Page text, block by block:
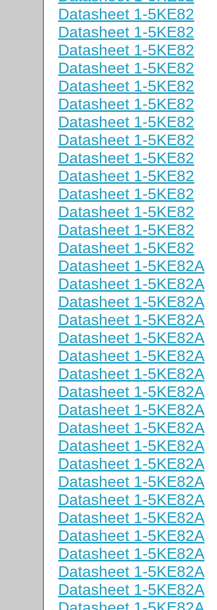
Datasheet 1-5KE82
Datasheet 1-5KE82
Datasheet 1-5KE82
Datasheet 1-5KE82
Datasheet 1-5KE82
Datasheet 1-5KE82
Datasheet 1-5KE82
Datasheet 1-5KE82
Datasheet 1-5KE82
Datasheet 1-5KE82
Datasheet 1-5KE82
Datasheet 1-5KE82
Datasheet 1-5KE82
Datasheet 1-5KE82
Datasheet 1-5KE82A
Datasheet 1-5KE82A
Datasheet 1-5KE82A
Datasheet 1-5KE82A
Datasheet 1-5KE82A
Datasheet 1-5KE82A
Datasheet 1-5KE82A
Datasheet 1-5KE82A
Datasheet 1-5KE82A
Datasheet 1-5KE82A
Datasheet 1-5KE82A
Datasheet 1-5KE82A
Datasheet 1-5KE82A
Datasheet 1-5KE82A
Datasheet 1-5KE82A
Datasheet 1-5KE82A
Datasheet 1-5KE82A
Datasheet 1-5KE82A
Datasheet 1-5KE82A